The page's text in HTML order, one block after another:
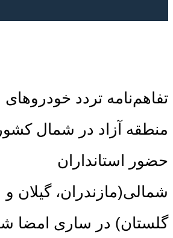
تفاهم‌نامه تردد خودروهای
منطقه آزاد در شمال
حضور استانداران
شمالی(مازندران، گیلان و
گلستان) در ساری امضا